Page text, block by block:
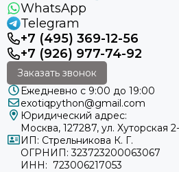
WhatsApp
Telegram
+7 (495) 369-12-56
+7 (926) 977-74-92
Заказать звонок
Ежедневно с 9:00 до 19:00
exotiqpython@gmail.com
Юридический адрес:
Москва, 127287, ул. Хуторская
ИП: Стрельникова К. Г.
ОГРНИП: 323723200063067
ИНН: 723006217053